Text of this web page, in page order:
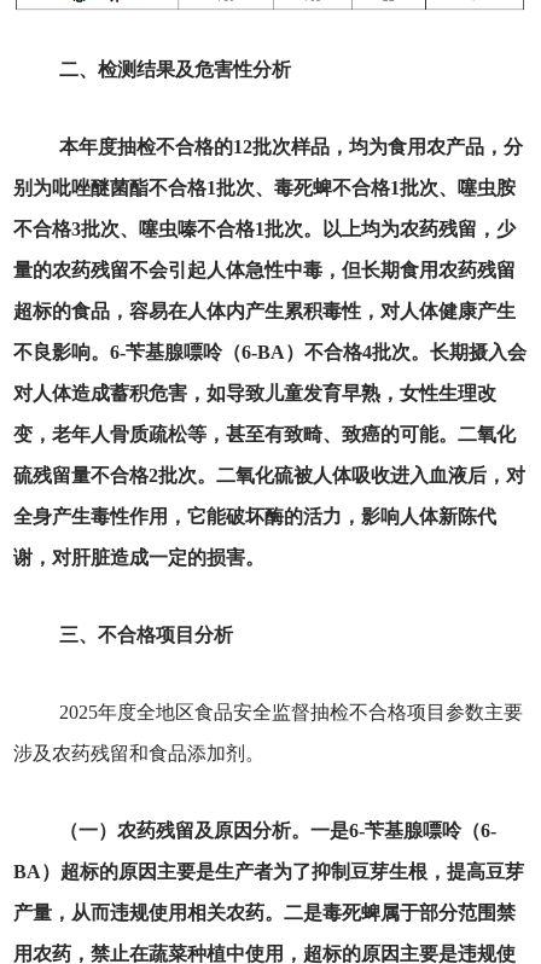
二、检测结果及危害性分析
本年度抽检不合格的12批次样品，均为食用农产品，分
别为吡唑醚菌酯不合格1批次、毒死蜱不合格1批次、噻虫胺
不合格3批次、噻虫嗪不合格1批次。以上均为农药残留，少
量的农药残留不会引起人体急性中毒，但长期食用农药残留
超标的食品，容易在人体内产生累积毒性，对人体健康产生
不良影响。6-苄基腺嘌呤（6-BA）不合格4批次。长期摄入会
对人体造成蓄积危害，如导致儿童发育早熟，女性生理改
变，老年人骨质疏松等，甚至有致畸、致癌的可能。二氧化
硫残留量不合格2批次。二氧化硫被人体吸收进入血液后，对
全身产生毒性作用，它能破坏酶的活力，影响人体新陈代
谢，对肝脏造成一定的损害。
三、不合格项目分析
2025年度全地区食品安全监督抽检不合格项目参数主要
涉及农药残留和食品添加剂。
（一）农药残留及原因分析。一是6-苄基腺嘌呤（6-
BA）超标的原因主要是生产者为了抑制豆芽生根，提高豆芽
产量，从而违规使用相关农药。二是毒死蜱属于部分范围禁
用农药，禁止在蔬菜种植中使用，超标的原因主要是违规使